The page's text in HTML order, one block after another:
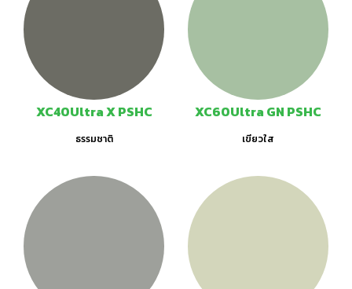
XC40Ultra X PSHC
ธรรมชาติ
XC60Ultra GN PSHC
เขียวใส